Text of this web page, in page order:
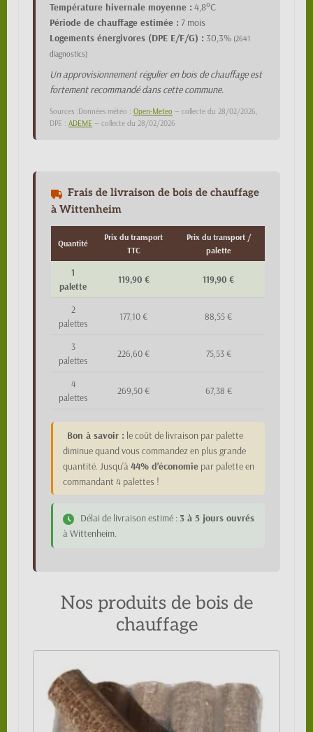
Température hivernale moyenne : 4,8°C
Période de chauffage estimée : 7 mois
Logements énergivores (DPE E/F/G) : 30,3% (2641
diagnostics)
Un approvisionnement régulier en bois de chauffage est
fortement recommandé dans cette commune.
Sources :Données météo : Open-Meteo — collecte du 28/02/2026,
DPE : ADEME — collecte du 28/02/2026
Frais de livraison de bois de chauffage
à Wittenheim
Quantité
Prix du transport
TTC
Prix du transport /
palette
1
palette
119,90 € 119,90 €
2
palettes
177,10 € 88,55 €
3
palettes
226,60 € 75,53 €
4
palettes
269,50 € 67,38 €
Bon à savoir : le coût de livraison par palette
diminue quand vous commandez en plus grande
quantité. Jusqu'à44% d'économie par palette en
commandant 4 palettes !
Délai de livraison estimé : 3 à 5 jours ouvrés
à Wittenheim.
Nos produits de bois de
chauffage